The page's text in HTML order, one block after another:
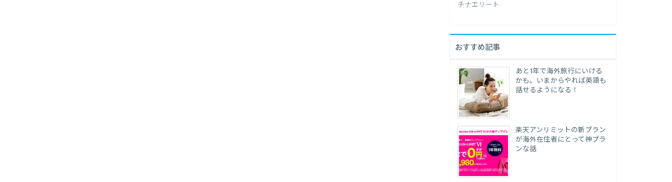
チナエリート
おすすめ記事
あと1年で海外旅行にいける
かも。いまからやれば英語も
話せるようになる！
楽天アンリミットの新プラン
が海外在住者にとって神プラ
ンな話